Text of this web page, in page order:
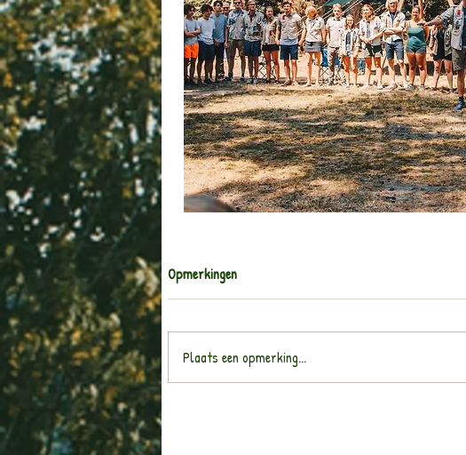
Opmerkingen
Plaats een opmerking...